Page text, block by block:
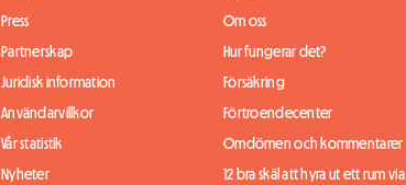
Press
Partnerskap
Juridisk information
Användarvillkor
Vår statistik
Nyheter
Om oss
Hur fungerar det?
Försäkring
Förtroendecenter
Omdömen och kommentarer
12 bra skäl att hyra ut ett rum via